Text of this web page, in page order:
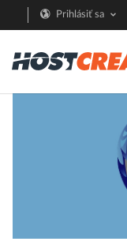
Prihlásiť sa